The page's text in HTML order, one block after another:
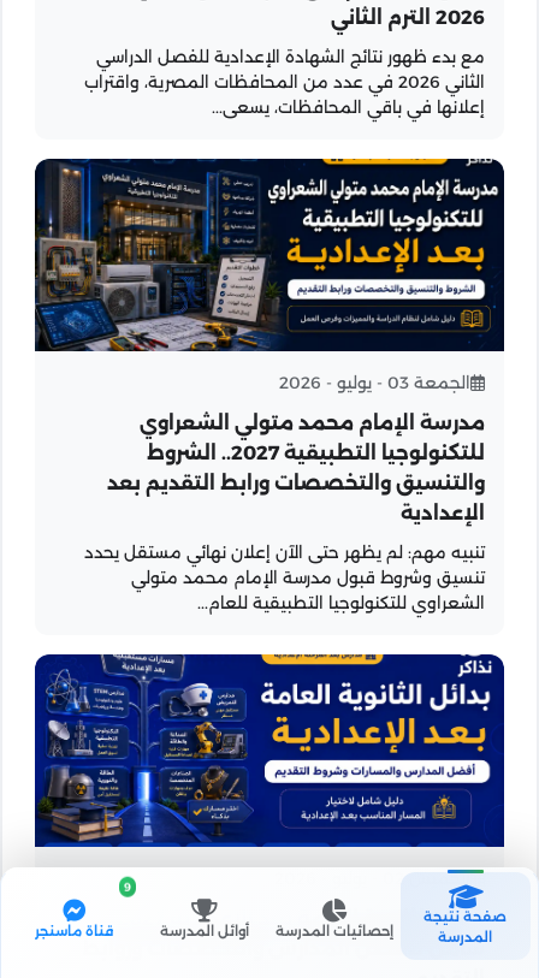
صفحة نتيجة
المدرسة
إحصائيات المدرسة أوائل المدرسة قناة ماسنجر
9
2026 الترم الثاني
مع بدء ظهور نتائج الشهادة الإعدادية للفصل الدراسي
الثاني 2026 في عدد من المحافظات المصرية، واقتراب
إعلانها في باقي المحافظات، يسعى...
الجمعة 03 - يوليو - 2026
مدرسة الإمام محمد متولي الشعراوي
للتكنولوجيا التطبيقية 2027.. الشروط
والتنسيق والتخصصات ورابط التقديم بعد
الإعدادية
تنبيه مهم: لم يظهر حتى الآن إعلان نهائي مستقل يحدد
تنسيق وشروط قبول مدرسة الإمام محمد متولي
الشعراوي للتكنولوجيا التطبيقية للعام...
الخميس 02 - يوليو - 2026
بدائل الثانوية العامة بعد الإعدادية 2027.. دليل
شامل لأفضل المدارس والتخصصات وروابط